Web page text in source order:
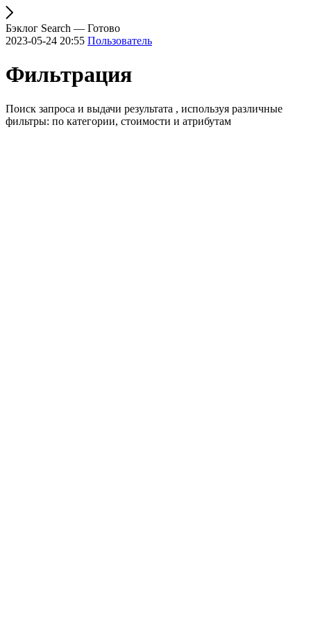
Бэклог Search — Готово
2023-05-24 20:55 Пользователь
Фильтрация
Поиск запроса и выдачи результата , используя различные
фильтры: по категории, стоимости и атрибутам